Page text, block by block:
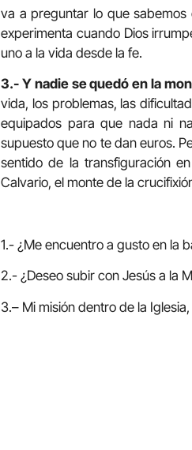
va a preguntar lo que
experimenta cuando Dios
uno a la vida desde la fe.
3.- Y nadie se quedó en la
vida, los problemas, las
equipados para que nada ni
supuesto que no te dan euros.
sentido de la transfiguración
Calvario, el monte de la
1.- ¿Me encuentro a gusto en la
2.- ¿Deseo subir con Jesús a la
3.– Mi misión dentro de la